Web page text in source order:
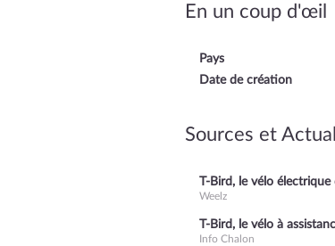
En un coup d'œil
Pays
Date de création
Sources et
T-Bird, le vélo
Weelz
T-Bird, le vélo à
Info Chalon